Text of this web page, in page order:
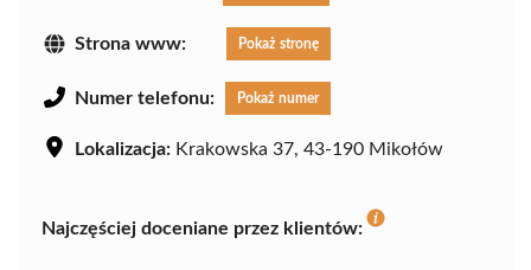
Strona www: Pokaż stronę
Numer telefonu: Pokaż numer
Lokalizacja: Krakowska 37, 43-190 Mikołów
Najczęściej doceniane przez klientów: